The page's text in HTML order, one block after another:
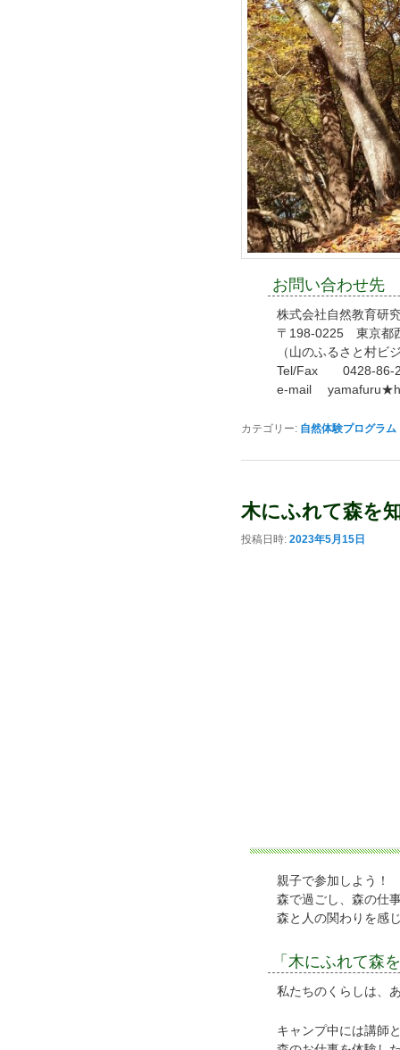
お問い合わせ先
株式会社自然教育研
〒198-0225 東京都
（山のふるさと村ビ
Tel/Fax 0428-86-
e-mail
カテゴリー: 自然体験プログラ
木にふれて森を
投稿日時: 2023年5月15日
親子で参加しよう！
森で過ごし、森の仕
森と人の関わりを感
「木にふれて森
私たちのくらしは、
キャンプ中には講師